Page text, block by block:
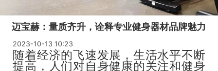
迈宝赫：量质齐升，诠释专业健身器材品牌魅力
2023-10-13 10:23
随着经济的飞速发展，生活水平不断
提高，人们对自身健康的关注和健身